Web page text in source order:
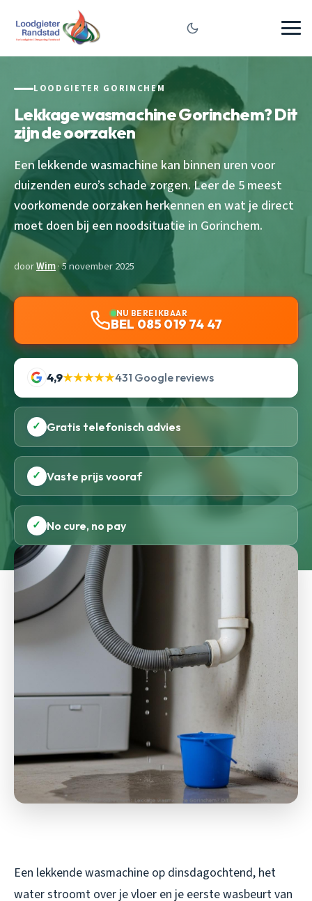
LOODGIETER GORINCHEM
Lekkage wasmachine Gorinchem? Dit
zijn de oorzaken
Een lekkende wasmachine kan binnen uren voor
duizenden euro’s schade zorgen. Leer de 5 meest
voorkomende oorzaken herkennen en wat je direct
moet doen bij een noodsituatie in Gorinchem.
doorWim· 5 november 2025
NU BEREIKBAAR
BEL 085 019 74 47
4,9★★★★★431 Google reviews
✓ Gratis telefonisch advies
✓ Vaste prijs vooraf
✓ No cure, no pay
Een lekkende wasmachine op dinsdagochtend, het
water stroomt over je vloer en je eerste wasbeurt van